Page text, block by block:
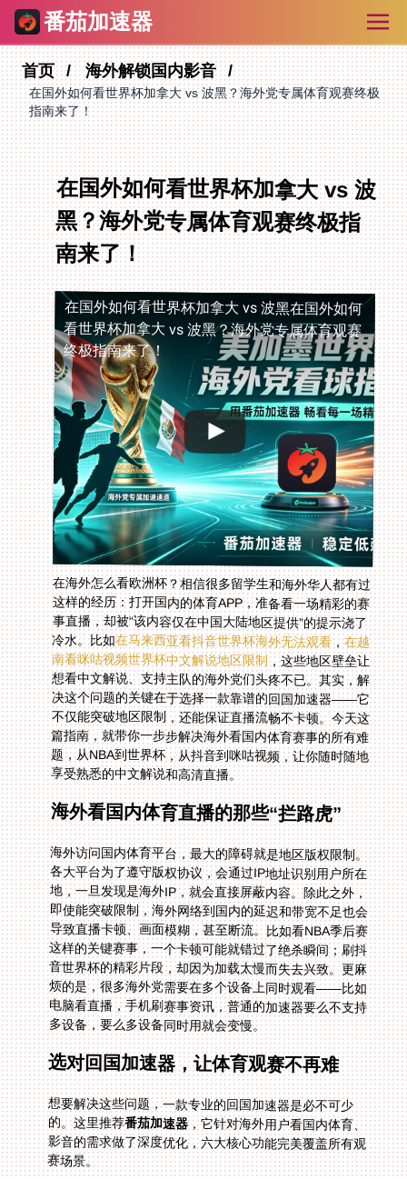
番茄加速器
首页 海外解锁国内影音
在国外如何看世界杯加拿大 vs 波黑？海外党专属体育观赛终极
指南来了！
在国外如何看世界杯加拿大 vs 波
黑？海外党专属体育观赛终极指
南来了！
在国外如何看世界杯加拿大 vs 波黑在国外如何
看世界杯加拿大 vs 波黑？海外党专属体育观赛
终极指南来了！
在海外怎么看欧洲杯？相信很多留学生和海外华人都有过
这样的经历：打开国内的体育APP，准备看一场精彩的赛
事直播，却被“该内容仅在中国大陆地区提供”的提示浇了
冷水。比如在马来西亚看抖音世界杯海外无法观看，在越
南看咪咕视频世界杯中文解说地区限制，这些地区壁垒让
想看中文解说、支持主队的海外党们头疼不已。其实，解
决这个问题的关键在于选择一款靠谱的回国加速器——它
不仅能突破地区限制，还能保证直播流畅不卡顿。今天这
篇指南，就带你一步步解决海外看国内体育赛事的所有难
题，从NBA到世界杯，从抖音到咪咕视频，让你随时随地
享受熟悉的中文解说和高清直播。
海外看国内体育直播的那些“拦路虎”
海外访问国内体育平台，最大的障碍就是地区版权限制。
各大平台为了遵守版权协议，会通过IP地址识别用户所在
地，一旦发现是海外IP，就会直接屏蔽内容。除此之外，
即使能突破限制，海外网络到国内的延迟和带宽不足也会
导致直播卡顿、画面模糊，甚至断流。比如看NBA季后赛
这样的关键赛事，一个卡顿可能就错过了绝杀瞬间；刷抖
音世界杯的精彩片段，却因为加载太慢而失去兴致。更麻
烦的是，很多海外党需要在多个设备上同时观看——比如
电脑看直播，手机刷赛事资讯，普通的加速器要么不支持
多设备，要么多设备同时用就会变慢。
选对回国加速器，让体育观赛不再难
想要解决这些问题，一款专业的回国加速器是必不可少
的。这里推荐番茄加速器，它针对海外用户看国内体育、
影音的需求做了深度优化，六大核心功能完美覆盖所有观
赛场景。